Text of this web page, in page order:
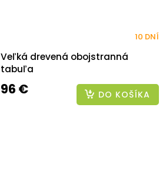
Veľká drevená obojstranná
tabuľa
10 DNÍ
96 € DO KOŠÍKA